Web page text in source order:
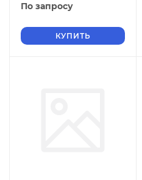
По запросу
КУПИТЬ